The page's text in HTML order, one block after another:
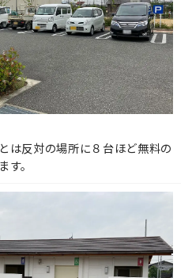
は反対の場所に８台ほど無料の
す。